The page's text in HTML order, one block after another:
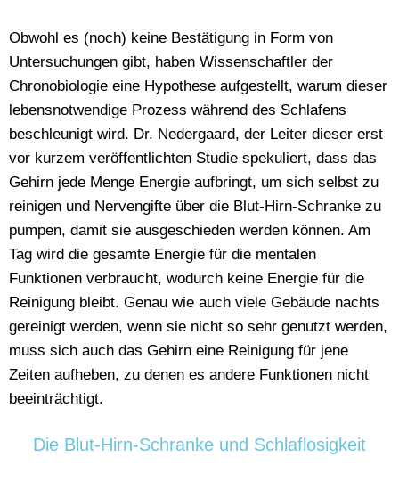
Obwohl es (noch) keine Bestätigung in Form von
Untersuchungen gibt, haben Wissenschaftler der
Chronobiologie eine Hypothese aufgestellt, warum dieser
lebensnotwendige Prozess während des Schlafens
beschleunigt wird. Dr. Nedergaard, der Leiter dieser erst
vor kurzem veröffentlichten Studie spekuliert, dass das
Gehirn jede Menge Energie aufbringt, um sich selbst zu
reinigen und Nervengifte über die Blut-Hirn-Schranke zu
pumpen, damit sie ausgeschieden werden können. Am
Tag wird die gesamte Energie für die mentalen
Funktionen verbraucht, wodurch keine Energie für die
Reinigung bleibt. Genau wie auch viele Gebäude nachts
gereinigt werden, wenn sie nicht so sehr genutzt werden,
muss sich auch das Gehirn eine Reinigung für jene
Zeiten aufheben, zu denen es andere Funktionen nicht
beeinträchtigt.
Die Blut-Hirn-Schranke und Schlaflosigkeit